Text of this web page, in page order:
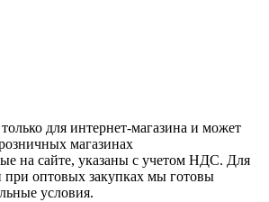
для интернет-магазина и может
магазинах
на сайте, указаны с учетом НДС. Для
при оптовых закупках мы готовы
условия.